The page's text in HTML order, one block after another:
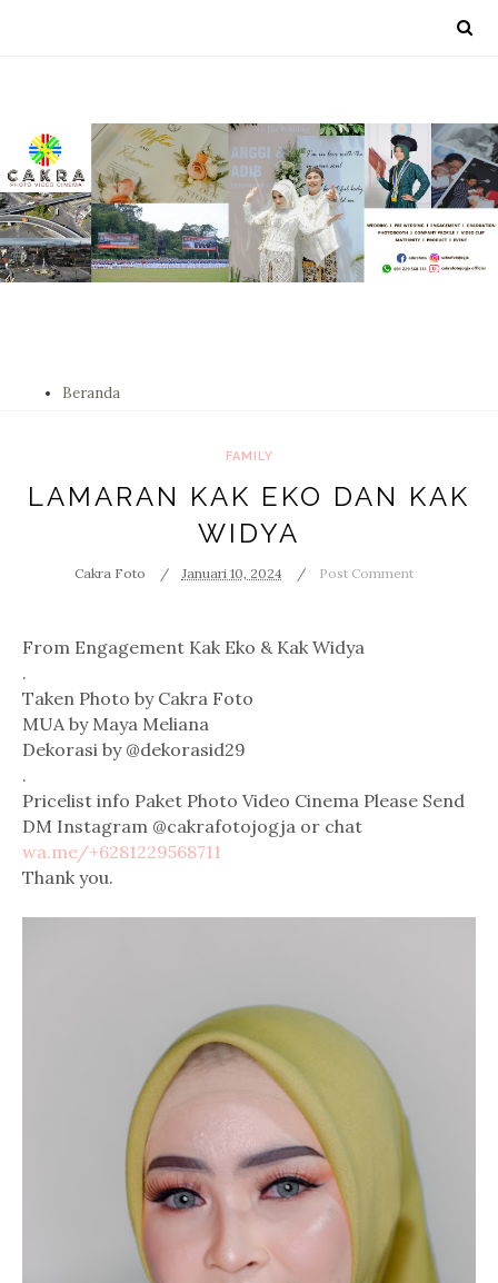
Beranda
FAMILY
LAMARAN KAK EKO DAN KAK
WIDYA
Cakra Foto Januari 10, 2024 Post Comment
From Engagement Kak Eko & Kak Widya
.
Taken Photo by Cakra Foto
MUA by Maya Meliana
Dekorasi by @dekorasid29
.
Pricelist info Paket Photo Video Cinema Please Send
wa.me/+6281229568711
Thank you.